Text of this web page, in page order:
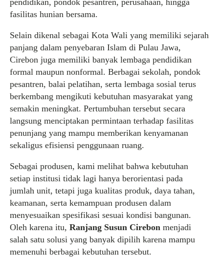
pendidikan, pondok pesantren, perusahaan, hingga
fasilitas hunian bersama.
Selain dikenal sebagai Kota Wali yang memiliki sejarah
panjang dalam penyebaran Islam di Pulau Jawa,
Cirebon juga memiliki banyak lembaga pendidikan
formal maupun nonformal. Berbagai sekolah, pondok
pesantren, balai pelatihan, serta lembaga sosial terus
berkembang mengikuti kebutuhan masyarakat yang
semakin meningkat. Pertumbuhan tersebut secara
langsung menciptakan permintaan terhadap fasilitas
penunjang yang mampu memberikan kenyamanan
sekaligus efisiensi penggunaan ruang.
Sebagai produsen, kami melihat bahwa kebutuhan
setiap institusi tidak lagi hanya berorientasi pada
jumlah unit, tetapi juga kualitas produk, daya tahan,
keamanan, serta kemampuan produsen dalam
menyesuaikan spesifikasi sesuai kondisi bangunan.
Oleh karena itu, Ranjang Susun Cirebon menjadi
salah satu solusi yang banyak dipilih karena mampu
memenuhi berbagai kebutuhan tersebut.